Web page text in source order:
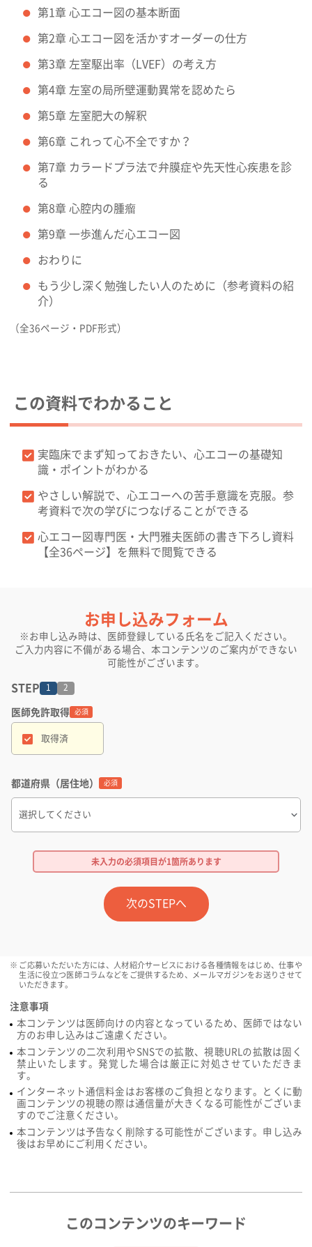
第1章 心エコー図の基本断面
第2章 心エコー図を活かすオーダーの仕方
第3章 左室駆出率（LVEF）の考え方
第4章 左室の局所壁運動異常を認めたら
第5章 左室肥大の解釈
第6章 これって心不全ですか？
第7章 カラードプラ法で弁膜症や先天性心疾患を診
る
第8章 心腔内の腫瘤
第9章 一歩進んだ心エコー図
おわりに
もう少し深く勉強したい人のために（参考資料の紹
介）
（全36ページ・PDF形式）
この資料でわかること
実臨床でまず知っておきたい、心エコーの基礎知
識・ポイントがわかる
やさしい解説で、心エコーへの苦手意識を克服。参
考資料で次の学びにつなげることができる
心エコー図専門医・大門雅夫医師の書き下ろし資料
【全36ページ】を無料で閲覧できる
お申し込みフォーム
※お申し込み時は、医師登録している氏名をご記入ください。
ご入力内容に不備がある場合、本コンテンツのご案内ができない
可能性がございます。
STEP 1 2
医師免許取得 必須
取得済
都道府県（居住地） 必須
未入力の必須項目が1箇所あります
次のSTEPへ
ご応募いただいた方には、人材紹介サービスにおける各種情報をはじめ、仕事や
生活に役立つ医師コラムなどをご提供するため、メールマガジンをお送りさせて
いただきます。
注意事項
本コンテンツは医師向けの内容となっているため、医師ではない
方のお申し込みはご遠慮ください。
本コンテンツの二次利用やSNSでの拡散、視聴URLの拡散は固く
禁止いたします。発覚した場合は厳正に対処させていただきま
す。
インターネット通信料金はお客様のご負担となります。とくに動
画コンテンツの視聴の際は通信量が大きくなる可能性がございま
すのでご注意ください。
本コンテンツは予告なく削除する可能性がございます。申し込み
後はお早めにご利用ください。
このコンテンツのキーワード